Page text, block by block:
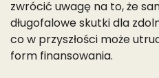
zwrócić uwagę na to, że
długofalowe skutki dla
co w przyszłości może
form finansowania.